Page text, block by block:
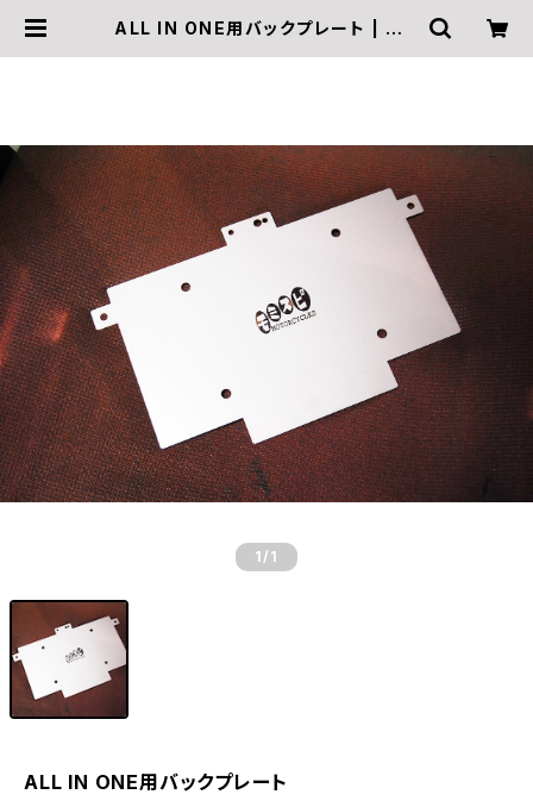
ALL IN ONE用バックプレート | モミ
1 /1
ALL IN ONE用バックプレート